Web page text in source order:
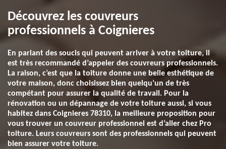
Découvrez les couvreurs
professionnels à Coignieres
En parlant des soucis qui peuvent arriver à votre toiture, il
est très recommandé d’appeler des couvreurs professionnels.
La raison, c’est que la toiture donne une belle esthétique de
votre maison, donc choisissez bien quelqu’un de très
compétant pour assurer la qualité de travail. Pour la
rénovation ou un dépannage de votre toiture aussi, si vous
habitez dans Coignieres 78310, la meilleure proposition pour
vous trouver un couvreur professionnel est d’aller chez Pro
toiture. Leurs couvreurs sont des professionnels qui peuvent
bien assurer votre toiture.